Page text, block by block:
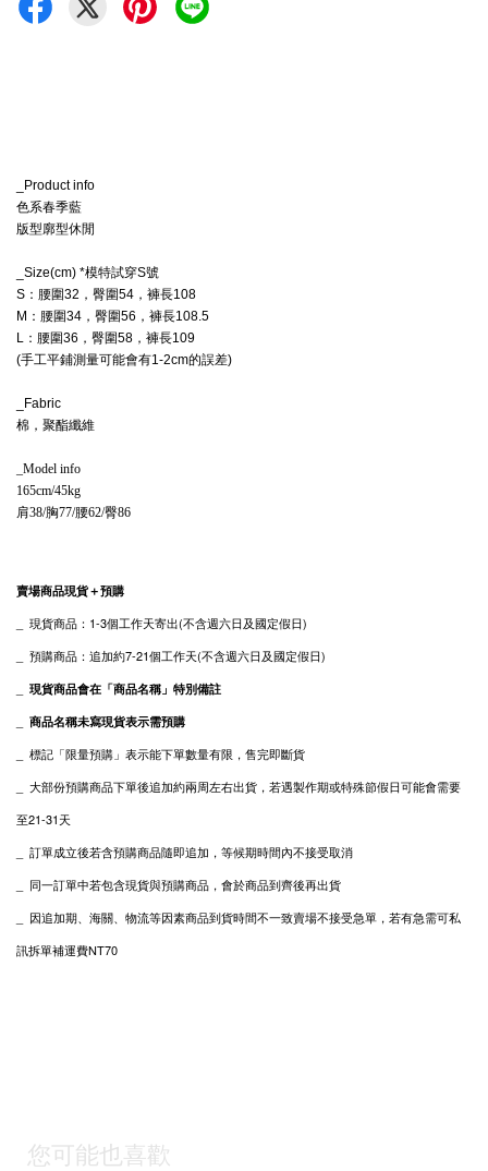
_Product info
色系春季藍
版型廓型休閒
_Size(cm) *模特試穿S號
S：腰圍32，臀圍54， 褲長108
M ： 腰圍34，臀圍56， 褲長108.5
L ： 腰圍36，臀圍58， 褲長109
(手工平鋪測量可能會有1-2cm的誤差)
_Fabric
棉，聚酯纖維
_Model info
165cm/45kg
肩38/胸77/腰62/臀86
賣場商品現貨＋預購
_ 現貨商品 ：1-3個工作天寄出(不含週六日及國定假日)
預購商品：追加約7-21個工作天(不含週六日及國定假日)
現貨商品會在「商品名稱」特別備註
商品名稱未寫現貨表示需預購
標記「限量預購」表示能下單數量有限，售完即斷貨
大部份預購商品下單後追加約兩周左右出貨， 若遇製作期或特殊節假日可能會需要
至21-31天
_ 訂單成立後若含預購商品隨即追加，等候期時間內不接受取消
_ 同一訂單中若包含現貨與預購商品，會於商品到齊後再出貨
因追加期、海關、物流等因素商品到貨時間不一致賣場不接受急單，若有急需可私
訊拆單補運費NT70
您可能也喜歡